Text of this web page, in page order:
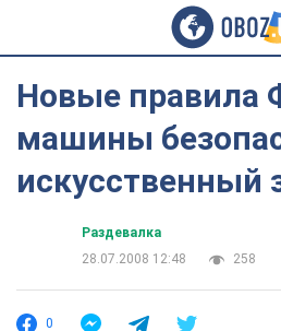
Новые правила
машины
искусственный
Раздевалка
28.07.2008 12:48
258
0